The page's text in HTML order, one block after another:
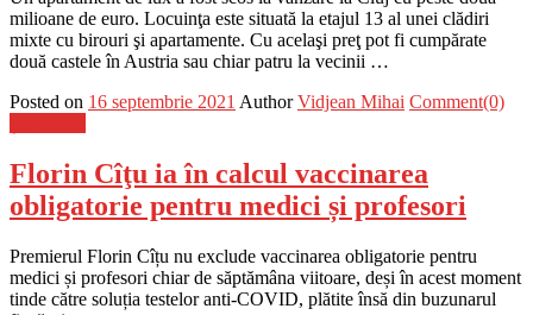
milioane de euro. Locuinţa este situată la etajul 13 al unei clădiri
mixte cu birouri şi apartamente. Cu acelaşi preţ pot fi cumpărate
două castele în Austria sau chiar patru la vecinii …
Posted on 16 septembrie 2021 Author Vidjean Mihai Comment(0)
Florin Cîţu ia în calcul vaccinarea
obligatorie pentru medici și profesori
Premierul Florin Cîțu nu exclude vaccinarea obligatorie pentru
medici și profesori chiar de săptămâna viitoare, deși în acest moment
tinde către soluția testelor anti-COVID, plătite însă din buzunarul